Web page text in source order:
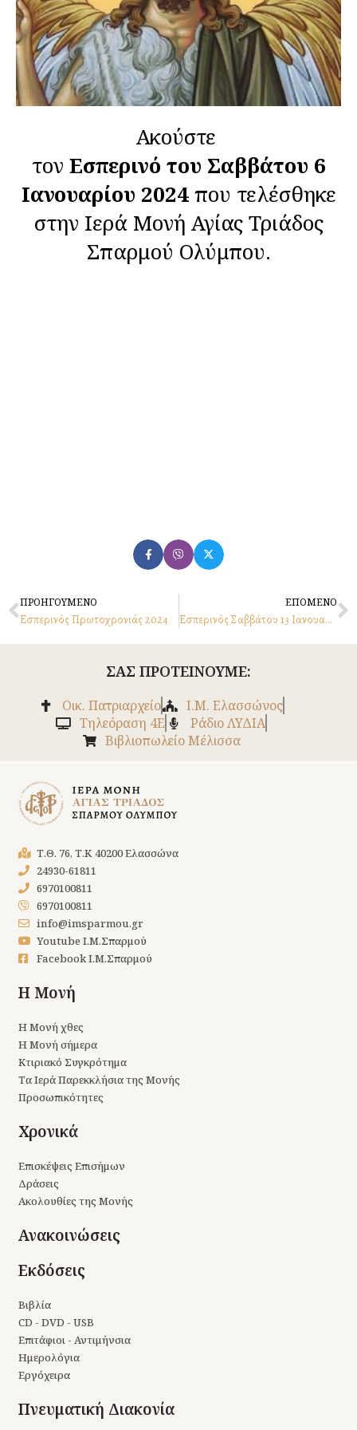
Ακούστε
τον Εσπερινό του Σαββάτου 6
Ιανουαρίου 2024που τελέσθηκε
στην Ιερά Μονή Αγίας Τριάδος
Σπαρμού Ολύμπου.
Prev
ΠΡΟΗΓΟΥΜΕΝΟ
Εσπερινός Πρωτοχρονιάς 2024
ΕΠΟΜΕΝΟ
Εσπερινός Σαββάτου 13 Ιανουαρίου 2024
ΣΑΣ ΠΡΟΤΕΙΝΟΥΜΕ:
Οικ. Πατριαρχείο
Ι.Μ. Ελασσώνος
Tηλεόραση 4Ε
Ράδιο ΛΥΔΙΑ
Βιβλιοπωλείο Μέλισσα
Τ.Θ. 76, Τ.Κ 40200 Ελασσώνα
24930-61811
6970100811
6970100811
info@imsparmou.gr
Youtube Ι.Μ.Σπαρμού
Facebook Ι.Μ.Σπαρμού
Η Μονή
Η Μονή χθες
Η Μονή σήμερα
Κτιριακό Συγκρότημα
Τα Ιερά Παρεκκλήσια της Μονής
Προσωπικότητες
Χρονικά
Επισκέψεις Επισήμων
Δράσεις
Ακολουθίες της Μονής
Ανακοινώσεις
Εκδόσεις
Βιβλία
CD - DVD - USB
Επιτάφιοι - Αντιμήνσια
Ημερολόγια
Εργόχειρα
Πνευματική Διακονία